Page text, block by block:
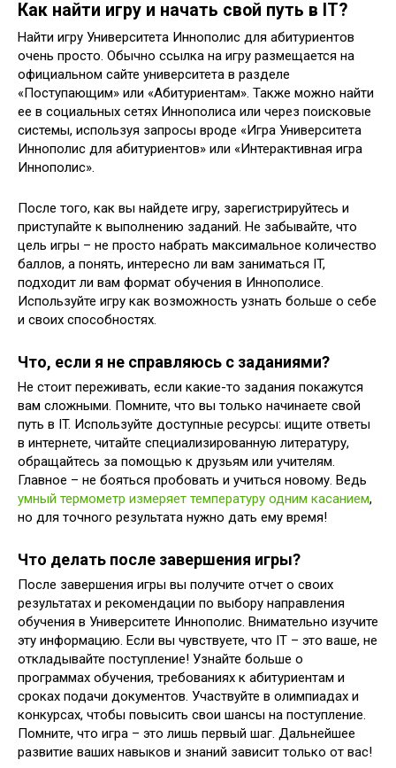
Как найти игру и начать свой путь в IT?
Найти игру Университета Иннополис для абитуриентов
очень просто. Обычно ссылка на игру размещается на
официальном сайте университета в разделе
«Поступающим» или «Абитуриентам». Также можно найти
ее в социальных сетях Иннополиса или через поисковые
системы, используя запросы вроде «Игра Университета
Иннополис для абитуриентов» или «Интерактивная игра
Иннополис».
После того, как вы найдете игру, зарегистрируйтесь и
приступайте к выполнению заданий. Не забывайте, что
цель игры – не просто набрать максимальное количество
баллов, а понять, интересно ли вам заниматься IT,
подходит ли вам формат обучения в Иннополисе.
Используйте игру как возможность узнать больше о себе
и своих способностях.
Что, если я не справляюсь с заданиями?
Не стоит переживать, если какие-то задания покажутся
вам сложными. Помните, что вы только начинаете свой
путь в IT. Используйте доступные ресурсы: ищите ответы
в интернете, читайте специализированную литературу,
обращайтесь за помощью к друзьям или учителям.
Главное – не бояться пробовать и учиться новому. Ведь
умный термометр измеряет температуру одним касанием,
но для точного результата нужно дать ему время!
Что делать после завершения игры?
После завершения игры вы получите отчет о своих
результатах и рекомендации по выбору направления
обучения в Университете Иннополис. Внимательно изучите
эту информацию. Если вы чувствуете, что IT – это ваше, не
откладывайте поступление! Узнайте больше о
программах обучения, требованиях к абитуриентам и
сроках подачи документов. Участвуйте в олимпиадах и
конкурсах, чтобы повысить свои шансы на поступление.
Помните, что игра – это лишь первый шаг. Дальнейшее
развитие ваших навыков и знаний зависит только от вас!